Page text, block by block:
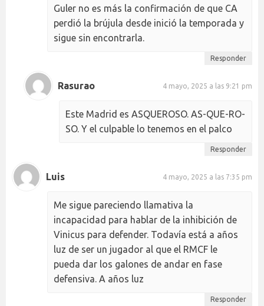
Guler no es más la confirmación de que CA
perdió la brújula desde inició la temporada y
sigue sin encontrarla.
Responder
Rasurao 4 mayo, 2025 a las 9:21 pm
Este Madrid es ASQUEROSO. AS-QUE-RO-
SO. Y el culpable lo tenemos en el palco
Responder
Luis 4 mayo, 2025 a las 7:35 pm
Me sigue pareciendo llamativa la
incapacidad para hablar de la inhibición de
Vinicus para defender. Todavía está a años
luz de ser un jugador al que el RMCF le
pueda dar los galones de andar en fase
defensiva. A años luz
Responder